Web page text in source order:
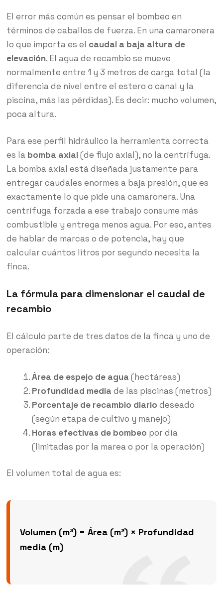
El error más común es pensar el bombeo en
términos de caballos de fuerza. En una camaronera
lo que importa es el caudal a baja altura de
elevación. El agua de recambio se mueve
normalmente entre 1 y 3 metros de carga total (la
diferencia de nivel entre el estero o canal y la
piscina, más las pérdidas). Es decir: mucho volumen,
poca altura.
Para ese perfil hidráulico la herramienta correcta
es la bomba axial (de flujo axial), no la centrífuga.
La bomba axial está diseñada justamente para
entregar caudales enormes a baja presión, que es
exactamente lo que pide una camaronera. Una
centrífuga forzada a ese trabajo consume más
combustible y entrega menos agua. Por eso, antes
de hablar de marcas o de potencia, hay que
calcular cuántos litros por segundo necesita la
finca.
La fórmula para dimensionar el caudal de
recambio
El cálculo parte de tres datos de la finca y uno de
operación:
Área de espejo de agua (hectáreas)
Profundidad media de las piscinas (metros)
Porcentaje de recambio diario deseado
(según etapa de cultivo y manejo)
Horas efectivas de bombeo por día
(limitadas por la marea o por la operación)
El volumen total de agua es:
Volumen (m³) = Área (m²) × Profundidad
media (m)